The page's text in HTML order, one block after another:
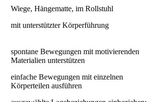
Wiege, Hängematte, im Rollstuhl
mit unterstützter Körperführung
spontane Bewegungen mit motivierenden
Materialien unterstützen
einfache Bewegungen mit einzelnen
Körperteilen ausführen